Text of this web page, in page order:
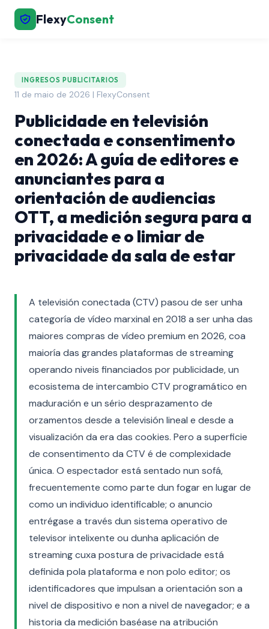
FlexyConsent
INGRESOS PUBLICITARIOS
11 de maio de 2026 | FlexyConsent
Publicidade en televisión
conectada e consentimento
en 2026: A guía de editores e
anunciantes para a
orientación de audiencias
OTT, a medición segura para a
privacidade e o limiar de
privacidade da sala de estar
A televisión conectada (CTV) pasou de ser unha
categoría de vídeo marxinal en 2018 a ser unha das
maiores compras de vídeo premium en 2026, coa
maioría das grandes plataformas de streaming
operando niveis financiados por publicidade, un
ecosistema de intercambio CTV programático en
maduración e un sério desprazamento de
orzamentos desde a televisión lineal e desde a
visualización da era das cookies. Pero a superficie
de consentimento da CTV é de complexidade
única. O espectador está sentado nun sofá,
frecuentemente como parte dun fogar en lugar de
como un individuo identificable; o anuncio
entrégase a través dun sistema operativo de
televisor intelixente ou dunha aplicación de
streaming cuxa postura de privacidade está
definida pola plataforma e non polo editor; os
identificadores que impulsan a orientación son a
nivel de dispositivo e non a nivel de navegador; e a
historia da medición baséase na atribución